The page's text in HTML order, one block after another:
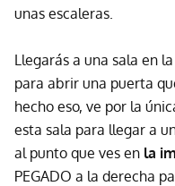
unas escaleras.
Llegarás a una sala en
para abrir una puerta
hecho eso, ve por la
esta sala para llegar a
al punto que ves en la
PEGADO a la derecha